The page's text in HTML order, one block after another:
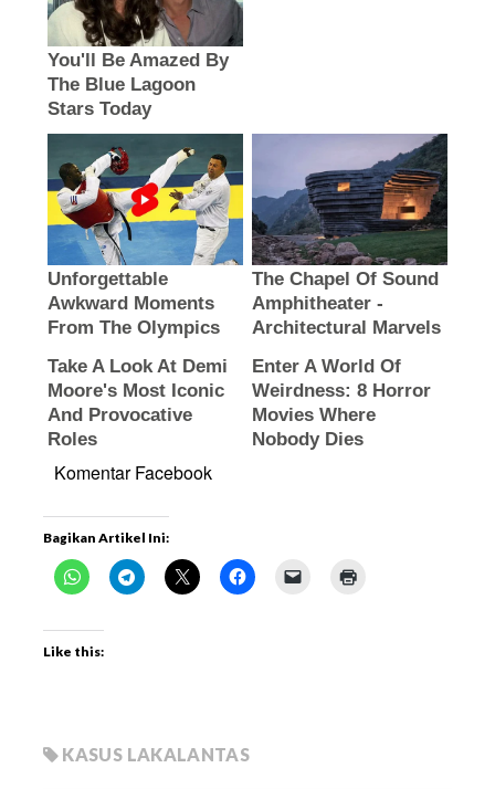
Komentar Facebook
Bagikan Artikel Ini:
Like this:
KASUS LAKALANTAS